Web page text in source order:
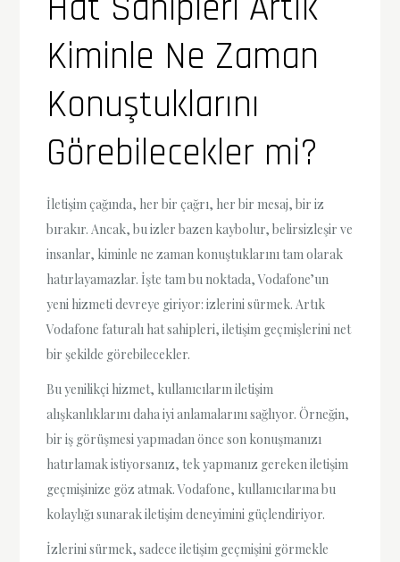
Kiminle Ne Zaman
Konuştuklarını
Görebilecekler mi?
İletişim çağında, her bir çağrı, her bir mesaj, bir iz
bırakır. Ancak, bu izler bazen kaybolur, belirsizleşir ve
insanlar, kiminle ne zaman konuştuklarını tam olarak
hatırlayamazlar. İşte tam bu noktada, Vodafone’un
yeni hizmeti devreye giriyor: izlerini sürmek. Artık
Vodafone faturalı hat sahipleri, iletişim geçmişlerini net
bir şekilde görebilecekler.
Bu yenilikçi hizmet, kullanıcıların iletişim
alışkanlıklarını daha iyi anlamalarını sağlıyor. Örneğin,
bir iş görüşmesi yapmadan önce son konuşmanızı
hatırlamak istiyorsanız, tek yapmanız gereken iletişim
geçmişinize göz atmak. Vodafone, kullanıcılarına bu
kolaylığı sunarak iletişim deneyimini güçlendiriyor.
İzlerini sürmek, sadece iletişim geçmişini görmekle